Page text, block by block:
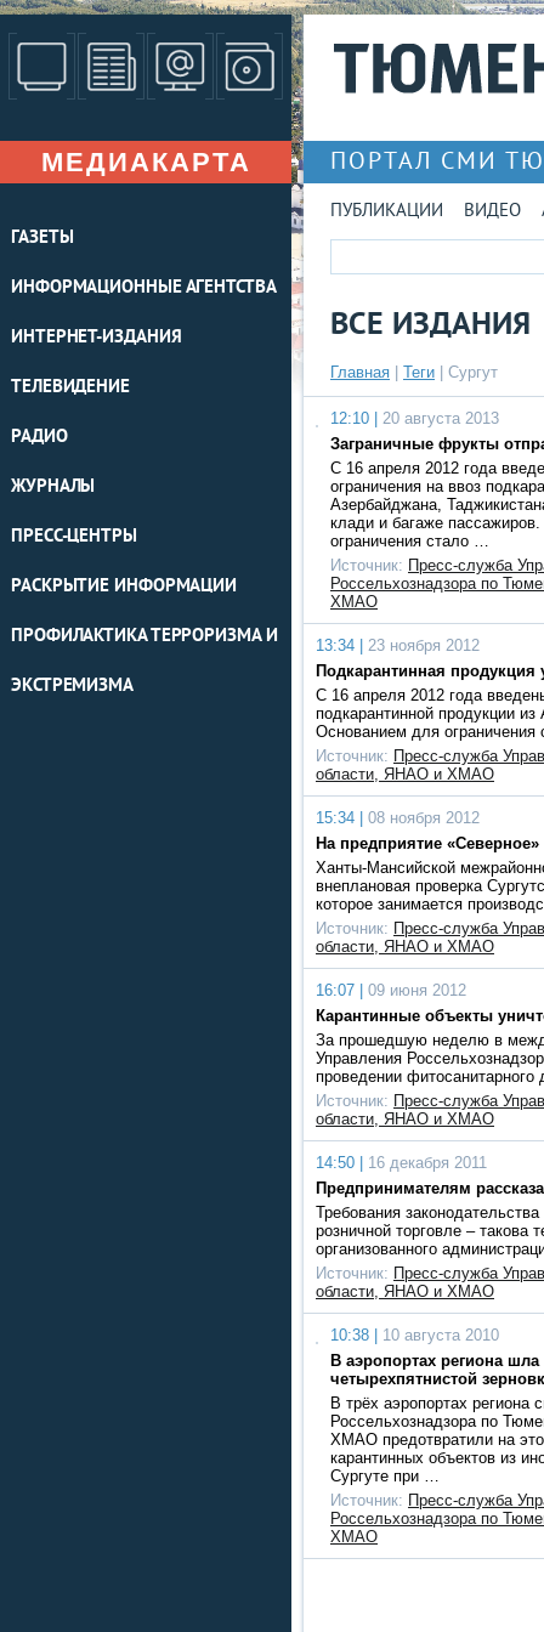
МЕДИАКАРТА
ГАЗЕТЫ
ИНФОРМАЦИОННЫЕ АГЕНТСТВА
ИНТЕРНЕТ-ИЗДАНИЯ
ТЕЛЕВИДЕНИЕ
РАДИО
ЖУРНАЛЫ
ПРЕСС-ЦЕНТРЫ
РАСКРЫТИЕ ИНФОРМАЦИИ
ПРОФИЛАКТИКА ТЕРРОРИЗМА И
ЭКСТРЕМИЗМА
ПОРТАЛ СМИ
ПУБЛИКАЦИИ ВИДЕО
ВСЕ ИЗДАНИЯ
Главная Теги | Сургут
12:10 |
20 августа 2013
Заграничные фрукты
С 16 апреля 2012 года
ограничения на ввоз
Азербайджана,
клади и багаже
ограничения стало …
Источник: Пресс-служба
Россельхознадзора по
ХМАО
13:34 |
23 ноября 2012
Подкарантинная продукция
С 16 апреля 2012 года
подкарантинной продукции
Основанием для
Источник: Пресс-служба
области, ЯНАО и ХМАО
15:34 |
08 ноября 2012
На предприятие
Ханты-Мансийской
внеплановая проверка
которое занимается
Источник: Пресс-служба
области, ЯНАО и ХМАО
16:07 |
09 июня 2012
Карантинные объекты
За прошедшую неделю в
Управления
проведении
Источник: Пресс-служба
области, ЯНАО и ХМАО
14:50 |
16 декабря 2011
Предпринимателям
Требования
розничной торговле – такова
организованного
Источник: Пресс-служба
области, ЯНАО и ХМАО
10:38 |
10 августа 2010
В аэропортах региона
четырехпятнистой
В трёх аэропортах региона
Россельхознадзора по
ХМАО предотвратили на
карантинных объектов из
Сургуте при …
Источник: Пресс-служба
Россельхознадзора по
ХМАО